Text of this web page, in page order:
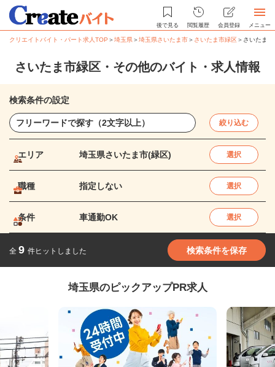
後で見る 閲覧履歴 会員登録 メニュー
クリエイトバイト・パート求人TOP ＞埼玉県＞埼玉県さいたま市＞ さいたま市緑区＞ さいたま
さいたま市緑区・その他のバイト・求人情報
検索条件の設定
絞り込む
エリア 埼玉県さいたま市(緑区) 選択
職種 指定しない 選択
条件 車通勤OK 選択
全 9 件ヒットしました 検索条件を保存
埼玉県のピックアップPR求人